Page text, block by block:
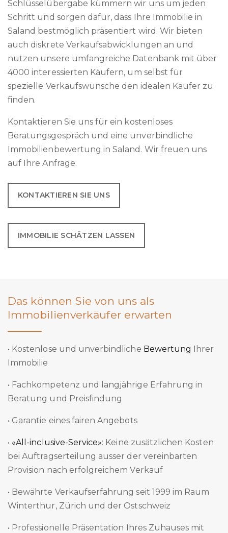
Schlüsselübergabe kümmern wir uns um jeden
Schritt und sorgen dafür, dass Ihre Immobilie in
Saland bestmöglich präsentiert wird. Wir bieten
auch diskrete Verkaufsabwicklungen an und
nutzen unsere umfangreiche Datenbank mit über
4000 interessierten Käufern, um selbst für
spezielle Verkaufswünsche den idealen Käufer zu
finden.
Kontaktieren Sie uns für ein kostenloses
Beratungsgespräch und eine unverbindliche
Immobilienbewertung in Saland. Wir freuen uns
auf Ihre Anfrage.
KONTAKTIEREN SIE UNS
IMMOBILIE SCHÄTZEN LASSEN
Das können Sie von uns als
Immobilienverkäufer erwarten
• Kostenlose und unverbindliche Bewertung Ihrer
Immobilie
• Fachkompetenz und langjährige Erfahrung in
Beratung und Preisfindung
• Garantie eines fairen Angebots
• «All-inclusive-Service»: Keine zusätzlichen Kosten
bei Auftragserteilung ausser der vereinbarten
Provision nach erfolgreichem Verkauf
• Bewährte Verkaufserfahrung seit 1999 im Raum
Winterthur, Zürich und der Ostschweiz
• Professionelle Präsentation Ihres Zuhauses mit